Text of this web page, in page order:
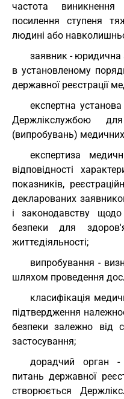
частота
посилення ступеня
людині або
заявник - юридична
в установленому
державної реєстрації
експертна
Держлікслужбою
(випробувань)
експертиза
відповідності
показників,
декларованих
і законодавству
безпеки для
життєдіяльності;
випробування -
шляхом проведення
класифікація
підтвердження
безпеки залежно від
застосування;
дорадчий орган -
питань державної
створюється